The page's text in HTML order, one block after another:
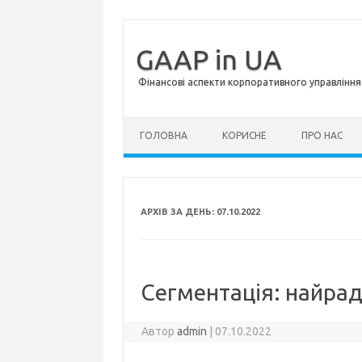
GAAP in UA
Фінансові аспекти корпоративного
ГОЛОВНА КОРИСНЕ ПРО НАС
АРХІВ ЗА ДЕНЬ: 07.10.2022
Сегментація:
Авторadmin 07.10.2022